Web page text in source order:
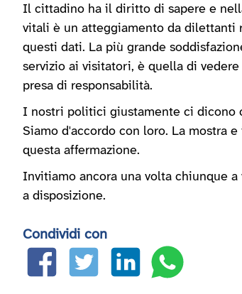
Il cittadino ha il diritto di sapere e
vitali è un atteggiamento da dilettanti
questi dati. La più grande
servizio ai visitatori, è quella di
presa di responsabilità.
I nostri politici giustamente ci dicono
Siamo d'accordo con loro. La mostra
questa affermazione.
Invitiamo ancora una volta chiunque
a disposizione.
Condividi con